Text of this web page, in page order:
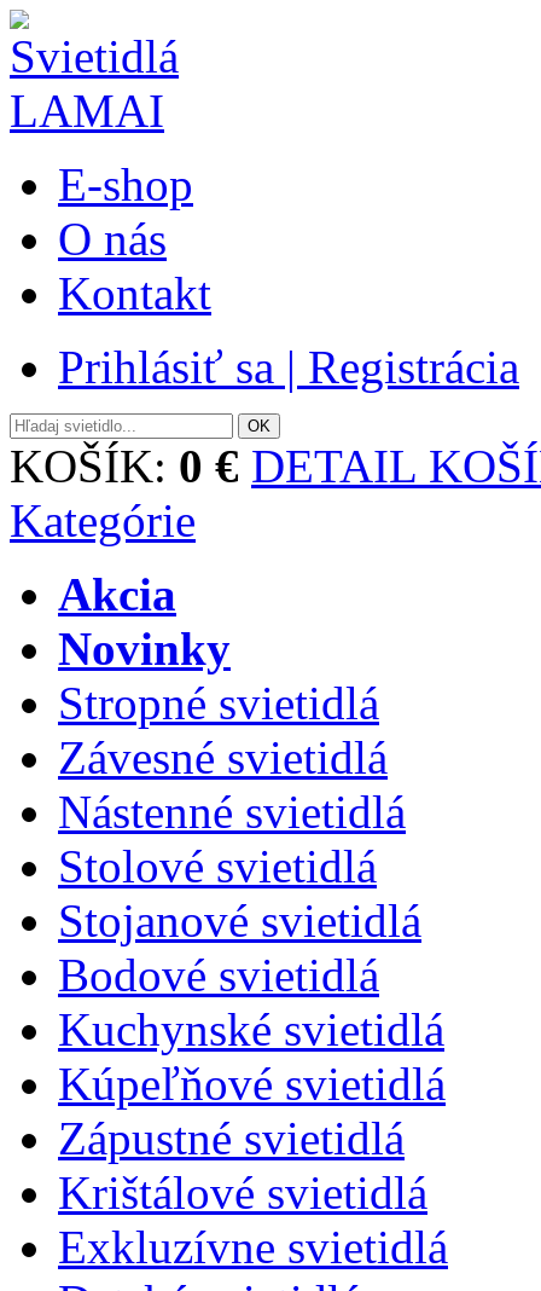
E-shop
O nás
Kontakt
Prihlásiť sa | Registrácia
KOŠÍK: 0 € DETAIL
Kategórie
Akcia
Novinky
Stropné svietidlá
Závesné svietidlá
Nástenné svietidlá
Stolové svietidlá
Stojanové svietidlá
Bodové svietidlá
Kuchynské svietidlá
Kúpeľňové svietidlá
Zápustné svietidlá
Krištálové svietidlá
Exkluzívne svietidlá